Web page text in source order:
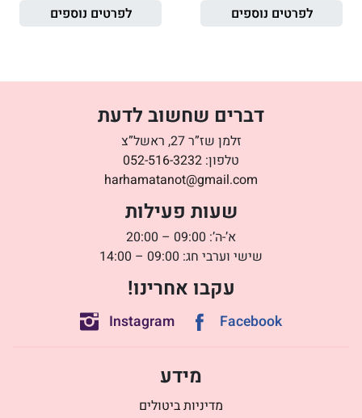
לפרטים נוספים
לפרטים נוספים
דברים שחשוב לדעת
זלמן שז”ר 27, ראשל”צ
טלפון: 052-516-3232
harhamatanot@gmail.com
שעות פעילות
א’-ה’: 09:00 – 20:00
שישי וערבי חג: 09:00 – 14:00
עקבו אחרינו!
Facebook
Instagram
מידע
מדיניות ביטולים